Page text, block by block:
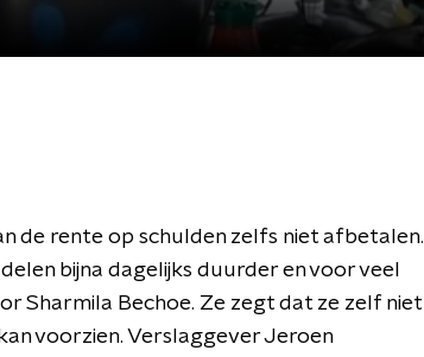
de rente op schulden zelfs niet afbetalen.
bijna dagelijks duurder en voor veel
Sharmila Bechoe. Ze zegt dat ze zelf niet
voorzien. Verslaggever Jeroen